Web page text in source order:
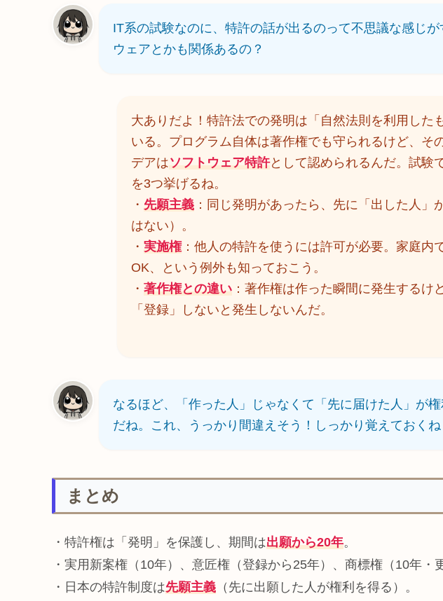
IT系の試験なのに、特許の話が出るのって不思議な感じが
ウェアとかも関係あるの？
大ありだよ！特許法での発明は「自然法則を利用した
いる。プログラム自体は著作権でも守られるけど、そ
デアはソフトウェア特許として認められるんだ。試験
を3つ挙げるね。
・ 先願主義 ：同じ発明があったら、先に「出した人」
はない）。
・ 実施権：他人の特許を使うには許可が必要。家庭内
OK、という例外も知っておこう。
・ 著作権との違い ：著作権は作った瞬間に発生するけ
「登録」しないと発生しないんだ。
なるほど、「作った人」じゃなくて「先に届けた人」が
だね。これ、うっかり間違えそう！しっかり覚えておくね
まとめ
・特許権は「発明」を保護し、期間は出願から20年。
・実用新案権（10年）、意匠権（登録から25年）、商標権（10年・
・日本の特許制度は先願主義 （先に出願した人が権利を得る）。